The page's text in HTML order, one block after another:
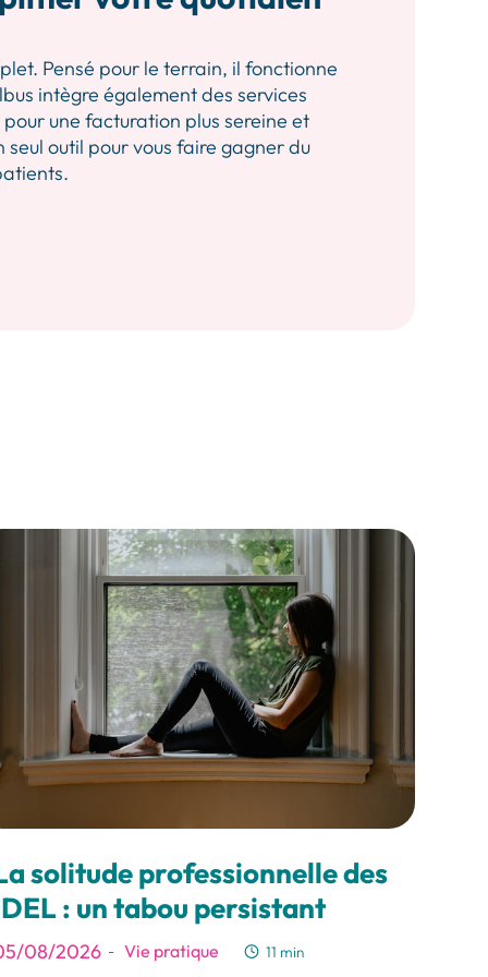
Pensé pour le terrain, il fonctionne
intègre également des services
une facturation plus sereine et
outil pour vous faire gagner du
solitude professionnelle des
: un tabou persistant
08/2026 - Vie pratique 11 min